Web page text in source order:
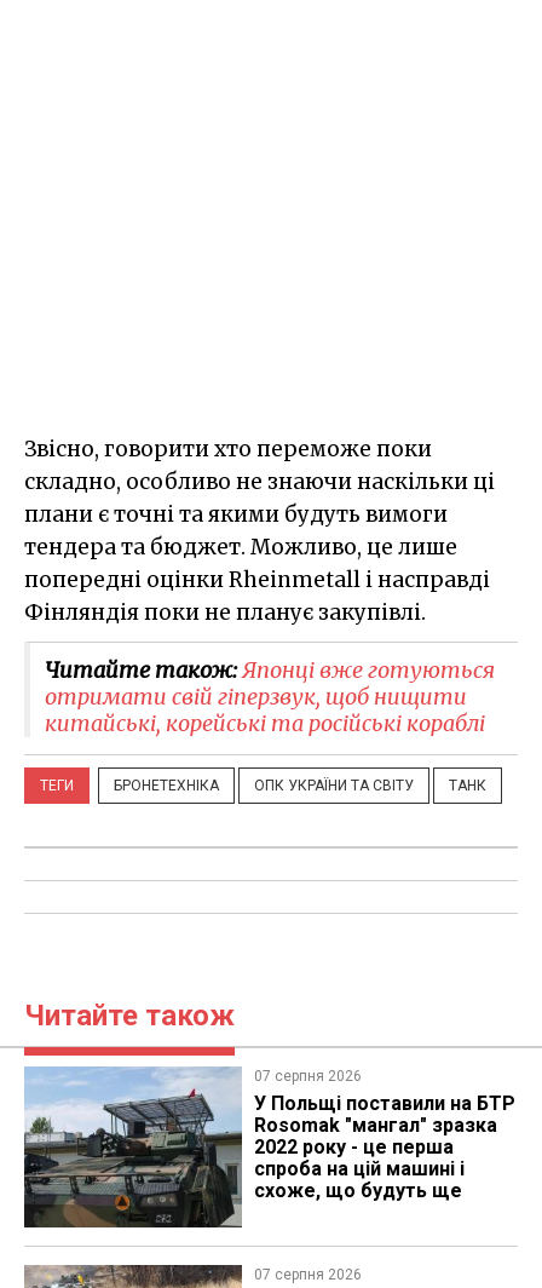
Звісно, говорити хто переможе поки
складно, особливо не знаючи наскільки ці
плани є точні та якими будуть вимоги
тендера та бюджет. Можливо, це лише
попередні оцінки Rheinmetall і насправді
Фінляндія поки не планує закупівлі.
Читайте також:Японці вже готуються
отримати свій гіперзвук, щоб нищити
китайські, корейські та російські кораблі
ТЕГИ БРОНЕТЕХНІКА ОПК УКРАЇНИ ТА СВІТУ ТАНК
Читайте також
07 серпня 2026
У Польщі поставили на БТР
Rosomak "мангал" зразка
2022 року - це перша
спроба на цій машині і
схоже, що будуть ще
07 серпня 2026